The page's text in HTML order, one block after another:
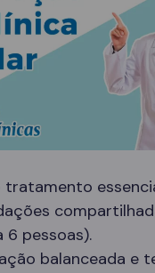
tratamento
6 pessoas).
balanceada e